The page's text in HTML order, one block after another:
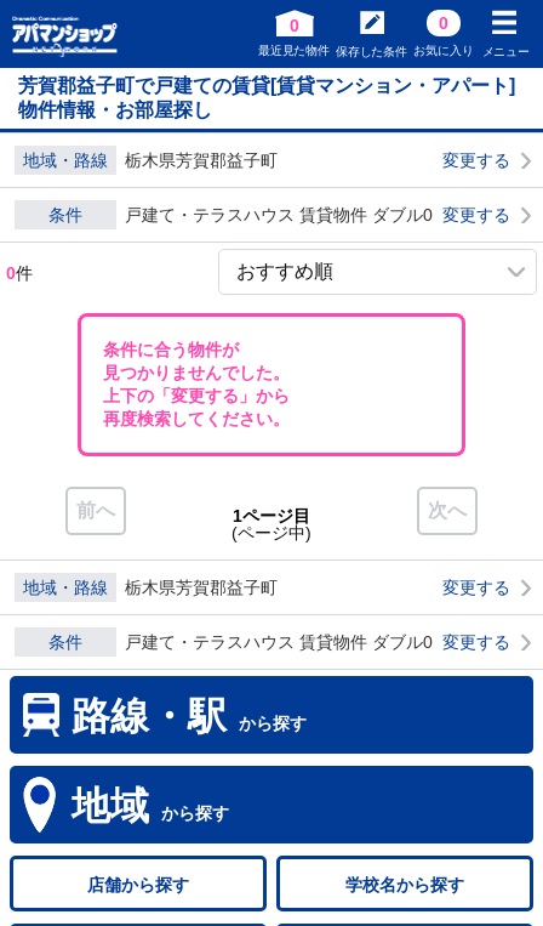
0
最近見た物件 保存した条件
0
お気に入り メニュー
芳賀郡益子町で戸建ての賃貸[賃貸マンション・アパート]
物件情報・お部屋探し
地域・路線 栃木県芳賀郡益子町 変更する
条件 戸建て・テラスハウス 賃貸物件 ダブル0 変更する
0件
条件に合う物件が
見つかりませんでした。
上下の「変更する」から
再度検索してください。
前へ 次へ
1ページ目
(ページ中)
地域・路線 栃木県芳賀郡益子町 変更する
条件 戸建て・テラスハウス 賃貸物件 ダブル0 変更する
路線・駅 から探す
地域 から探す
店舗から探す 学校名から探す